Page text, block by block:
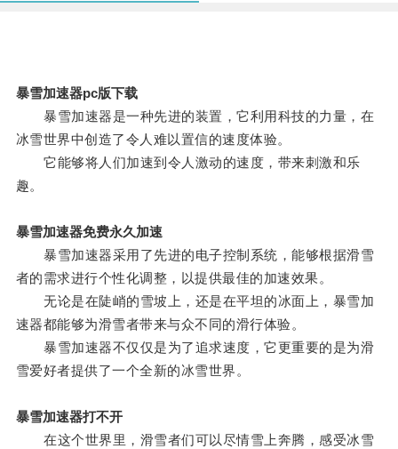
暴雪加速器pc版下载
暴雪加速器是一种先进的装置，它利用科技的力量，在
冰雪世界中创造了令人难以置信的速度体验。
它能够将人们加速到令人激动的速度，带来刺激和乐
趣。
暴雪加速器免费永久加速
暴雪加速器采用了先进的电子控制系统，能够根据滑雪
者的需求进行个性化调整，以提供最佳的加速效果。
无论是在陡峭的雪坡上，还是在平坦的冰面上，暴雪加
速器都能够为滑雪者带来与众不同的滑行体验。
暴雪加速器不仅仅是为了追求速度，它更重要的是为滑
雪爱好者提供了一个全新的冰雪世界。
暴雪加速器打不开
在这个世界里，滑雪者们可以尽情雪上奔腾，感受冰雪